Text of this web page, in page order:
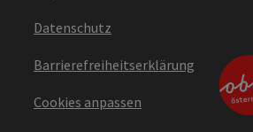
Datenschutz
Barrierefreiheitserklärung
Cookies anpassen